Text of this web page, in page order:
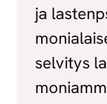
ja
selvitys